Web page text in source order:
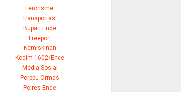
terorisme
transportasi
Bupati Ende
Freeport
Kemiskinan
Kodim 1602/Ende
Media Sosial
Perppu Ormas
Polres Ende